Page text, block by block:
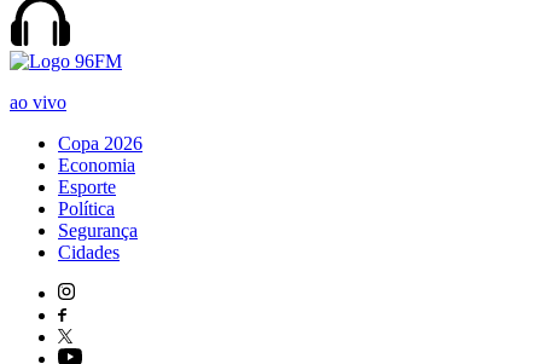
ao vivo
Copa 2026
Economia
Esporte
Política
Segurança
Cidades